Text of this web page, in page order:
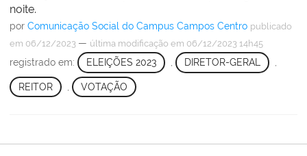
noite.
por Comunicação Social do Campus Campos Centro publicado
em 06/12/2023 — última modificação em 06/12/2023 14h45
registrado em: ELEIÇÕES 2023 , DIRETOR-GERAL ,
REITOR VOTAÇÃO